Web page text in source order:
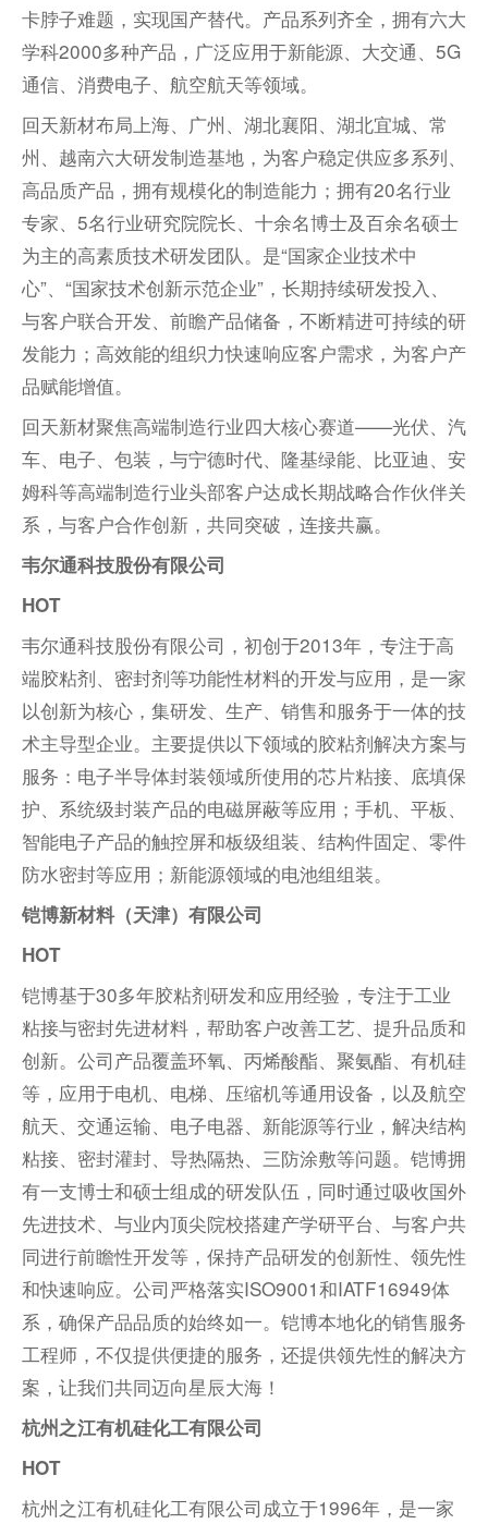
卡脖子难题，实现国产替代。产品系列齐全，拥有六大
学科2000多种产品，广泛应用于新能源、大交通、5G
通信、消费电子、航空航天等领域。
回天新材布局上海、广州、湖北襄阳、湖北宜城、常
州、越南六大研发制造基地，为客户稳定供应多系列、
高品质产品，拥有规模化的制造能力；拥有20名行业
专家、5名行业研究院院长、十余名博士及百余名硕士
为主的高素质技术研发团队。是“国家企业技术中
心”、“国家技术创新示范企业”，长期持续研发投入、
与客户联合开发、前瞻产品储备，不断精进可持续的研
发能力；高效能的组织力快速响应客户需求，为客户产
品赋能增值。
回天新材聚焦高端制造行业四大核心赛道——光伏、汽
车、电子、包装，与宁德时代、隆基绿能、比亚迪、 安
姆科等高端制造行业头部客户达成长期战略合作伙伴关
系，与客户合作创新，共同突破，连接共赢。
韦尔通科技股份有限公司
HOT
韦尔通科技股份有限公司，初创于2013年，专注于高
端胶粘剂、密封剂等功能性材料的开发与应用，是一家
以创新为核心，集研发、生产、销售和服务于一体的技
术主导型企业。主要提供以下领域的胶粘剂解决方案与
服务：电子半导体封装领域所使用的芯片粘接、底填保
护、系统级封装产品的电磁屏蔽等应用；手机、平板、
智能电子产品的触控屏和板级组装、结构件固定、零件
防水密封等应用；新能源领域的电池组组装。
铠博新材料（天津）有限公司
HOT
铠博基于30多年胶粘剂研发和应用经验，专注于工业
粘接与密封先进材料，帮助客户改善工艺、提升品质和
创新。公司产品覆盖环氧、丙烯酸酯、聚氨酯、有机硅
等，应用于电机、电梯、压缩机等通用设备，以及航空
航天、交通运输、电子电器、新能源等行业，解决结构
粘接、密封灌封、导热隔热、三防涂敷等问题。铠博拥
有一支博士和硕士组成的研发队伍，同时通过吸收国外
先进技术、与业内顶尖院校搭建产学研平台、与客户共
同进行前瞻性开发等，保持产品研发的创新性、领先性
和快速响应。公司严格落实ISO9001和IATF16949体
系，确保产品品质的始终如一。铠博本地化的销售服务
工程师，不仅提供便捷的服务，还提供领先性的解决方
案，让我们共同迈向星辰大海！
杭州之江有机硅化工有限公司
HOT
杭州之江有机硅化工有限公司成立于1996年，是一家